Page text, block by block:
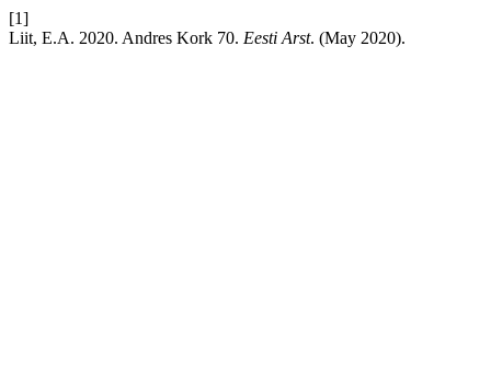
[1]
Liit, E.A. 2020. Andres Kork 70. Eesti Arst. (May 2020).